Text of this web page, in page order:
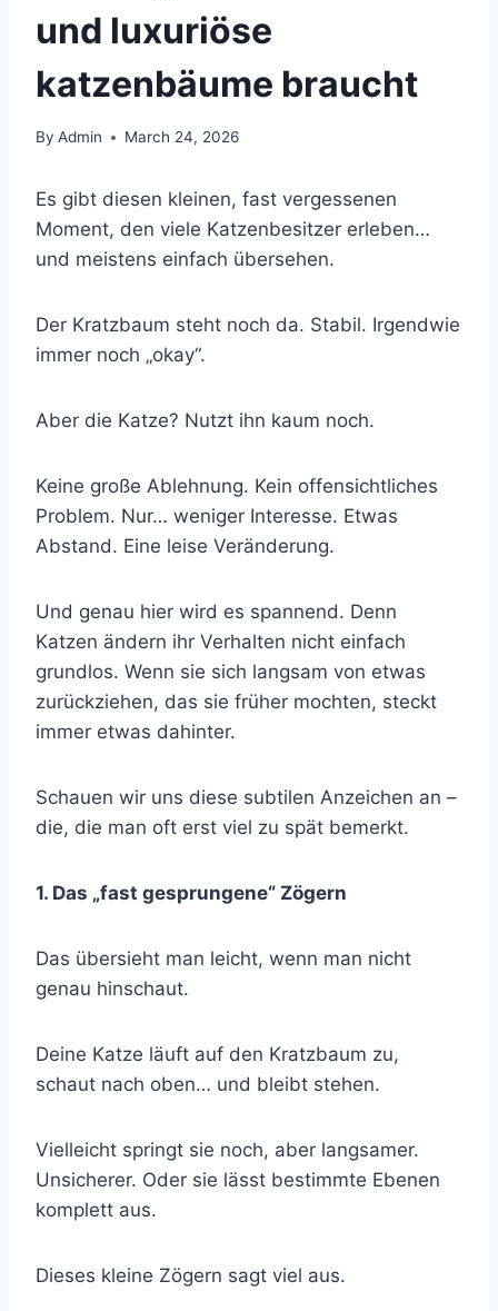
und luxuriöse
katzenbäume braucht
By Admin March 24, 2026
Es gibt diesen kleinen, fast vergessenen
Moment, den viele Katzenbesitzer erleben…
und meistens einfach übersehen.
Der Kratzbaum steht noch da. Stabil. Irgendwie
immer noch „okay“.
Aber die Katze? Nutzt ihn kaum noch.
Keine große Ablehnung. Kein offensichtliches
Problem. Nur… weniger Interesse. Etwas
Abstand. Eine leise Veränderung.
Und genau hier wird es spannend. Denn
Katzen ändern ihr Verhalten nicht einfach
grundlos. Wenn sie sich langsam von etwas
zurückziehen, das sie früher mochten, steckt
immer etwas dahinter.
Schauen wir uns diese subtilen Anzeichen an –
die, die man oft erst viel zu spät bemerkt.
1. Das „fast gesprungene“ Zögern
Das übersieht man leicht, wenn man nicht
genau hinschaut.
Deine Katze läuft auf den Kratzbaum zu,
schaut nach oben… und bleibt stehen.
Vielleicht springt sie noch, aber langsamer.
Unsicherer. Oder sie lässt bestimmte Ebenen
komplett aus.
Dieses kleine Zögern sagt viel aus.